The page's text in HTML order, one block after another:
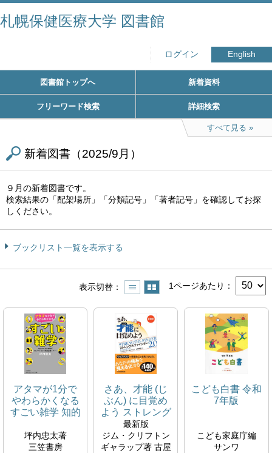
札幌保健医療大学 図書館
ログイン English
図書館トップへ 新着資料
フリーワード検索 詳細検索
すべて見る
新着図書（2025/9月）
９月の新着図書です。
検索結果の「配架場所」「分類記号」「著者記号」を確認してお探
しください。
ブックリスト一覧を表示する
表示切替 1ページあたり
アタマが1分で
やわらかくなる
すごい雑学 知的
坪内忠太著
三笠書房
さあ、才能 (じ
ぶん) に目覚め
よう ストレング
ス・ファインダ
ー2.0
最新版
ジム・クリフトン
ギャラップ著 古屋
こども白書 令和
7年版
こども家庭庁編
サンワ